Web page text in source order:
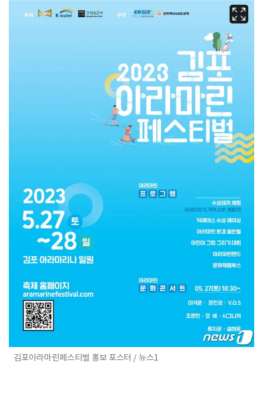
김포아라마린페스티벌 홍보 포스터 / 뉴스1